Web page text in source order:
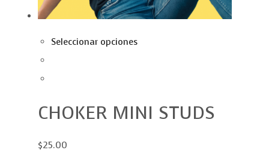
Seleccionar opciones
CHOKER MINI STUDS
$25.00